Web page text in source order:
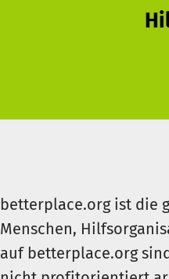
betterplace.org ist die
Menschen,
auf betterplace.org